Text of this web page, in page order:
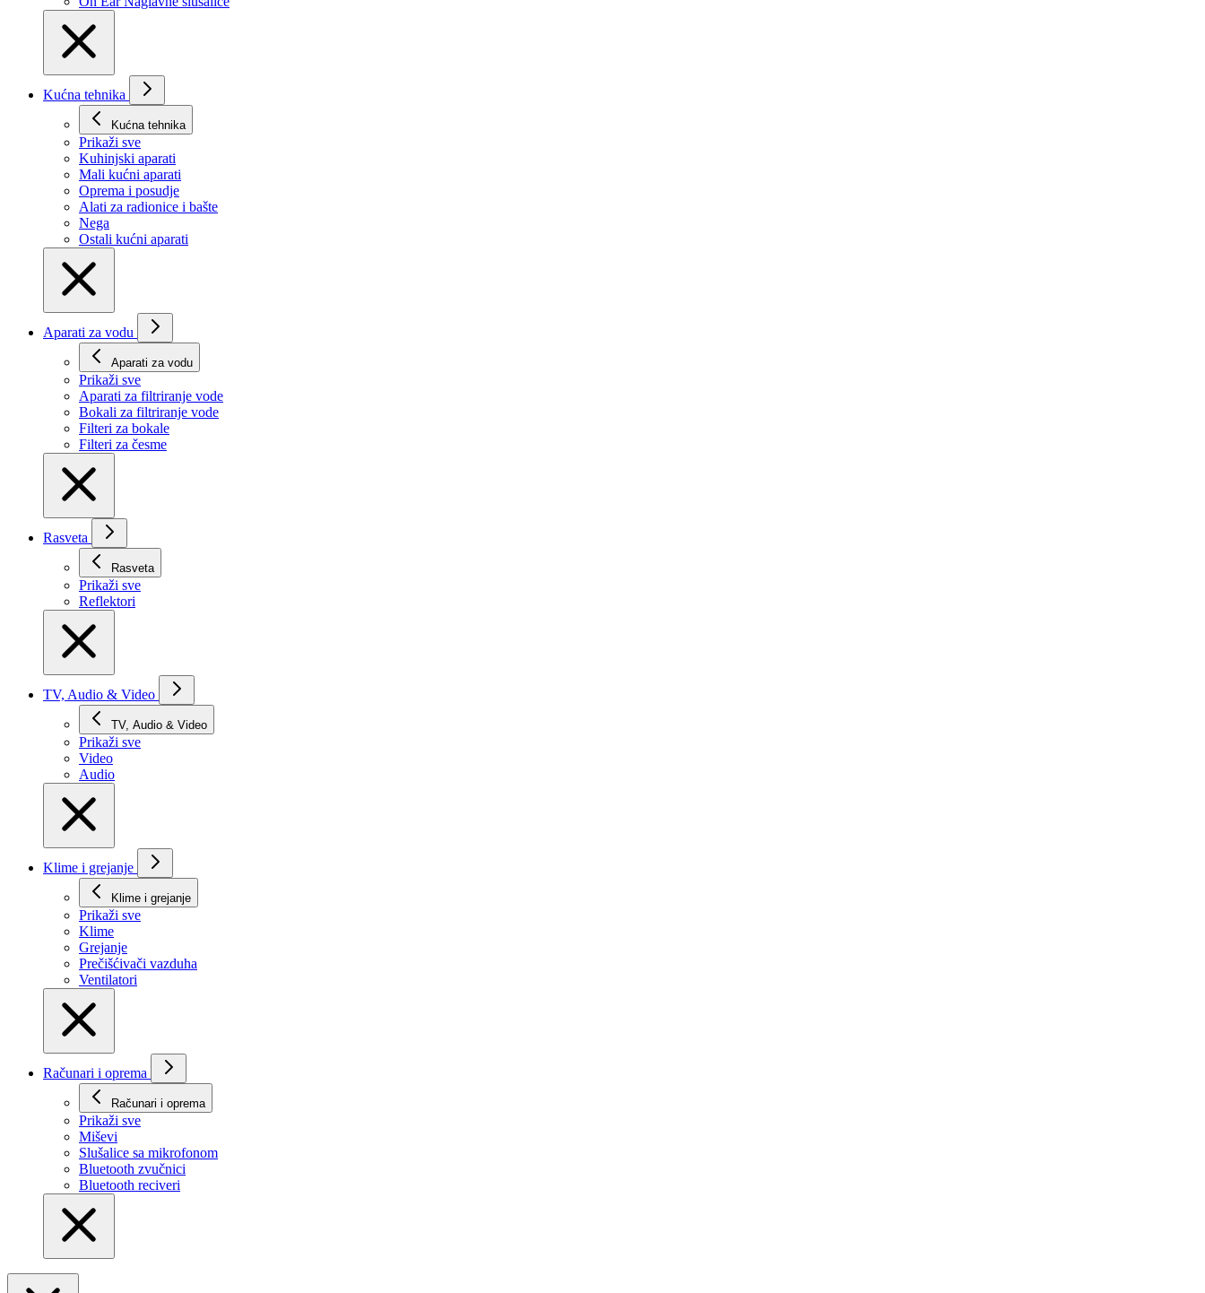
Kućna tehnika
Kućna tehnika
Prikaži svе
Kuhinjski aparati
Mali kućni aparati
Oprema i posudje
Alati za radionice i bašte
Nega
Ostali kućni aparati
Aparati za vodu
Aparati za vodu
Prikaži svе
Aparati za filtriranje vode
Bokali za filtriranje vode
Filteri za bokale
Filteri za česme
Rasveta
Rasveta
Prikaži svе
Reflektori
TV, Audio & Video
TV, Audio & Video
Prikaži svе
Video
Audio
Klime i grejanje
Klime i grejanje
Prikaži svе
Klime
Grejanje
Prečišćivači vazduha
Ventilatori
Računari i oprema
Računari i oprema
Prikaži svе
Miševi
Slušalice sa mikrofonom
Bluetooth zvučnici
Bluetooth reciveri